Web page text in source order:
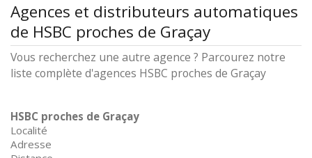
Agences et distributeurs automatiques
de HSBC proches de Graçay
Vous recherchez une autre agence ? Parcourez notre
liste complète d'agences HSBC proches de Graçay
HSBC proches de Graçay
Localité
Adresse